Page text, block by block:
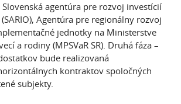
Slovenská agentúra pre rozvoj investícií
Agentúra pre regionálny rozvoj
jednotky na Ministerstve
a rodiny (MPSVaR SR). Druhá fáza –
bude realizovaná
kontraktov spoločných
subjekty.